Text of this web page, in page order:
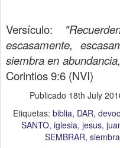
Versículo:
escasamente,
siembra en
Corintios 9:6 (NVI)
Publicado 18th July
Etiquetas: biblia DAR
SANTO iglesia jesus
SEMBRAR siembra